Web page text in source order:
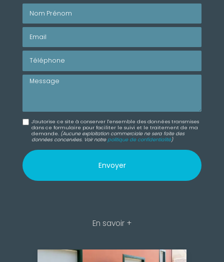
Nom Prénom
Message
J'autorise ce site à conserver l'ensemble des données transmises
dans ce formulaire pour faciliter le suivi et le traitement de ma
demande. (Aucune exploitation commerciale ne sera faite des
données concervées. Voir notre politique de confidentialité)
En savoir +